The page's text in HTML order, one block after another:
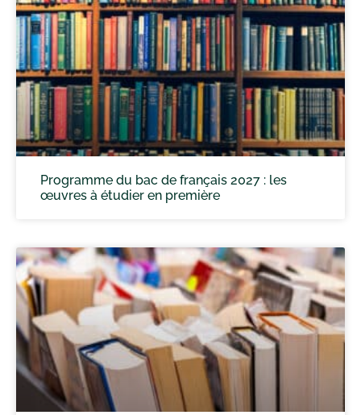
Programme du bac de français 2027 : les
œuvres à étudier en première